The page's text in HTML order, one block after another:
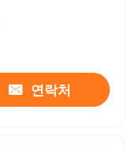
연락처